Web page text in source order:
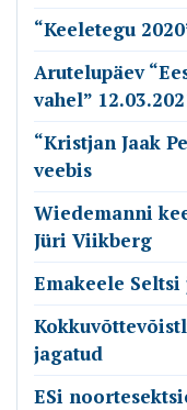
“Keeletegu
Arutelupäev
vahel”
“Kristjan Jaak
veebis
Wiedemanni
Jüri Viikberg
Emakeele
jagatud
ESi